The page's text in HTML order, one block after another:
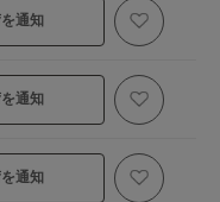
通知
通知
通知